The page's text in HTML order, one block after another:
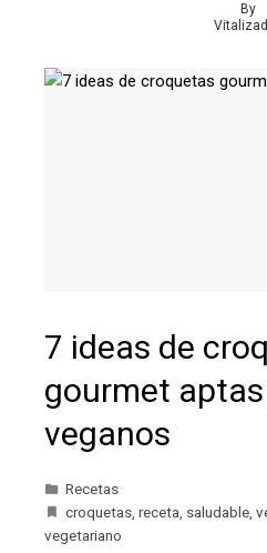
By
7 ideas de
gourmet
veganos
Recetas
croquetas, receta, saludable,
vegetariano